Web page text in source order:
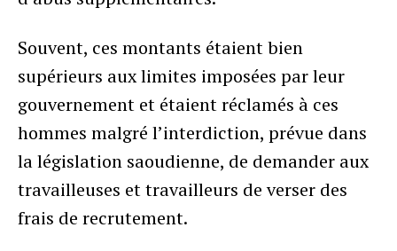
Souvent, ces montants étaient bien
supérieurs aux limites imposées par leur
gouvernement et étaient réclamés à ces
hommes malgré l’interdiction, prévue dans
la législation saoudienne, de demander aux
travailleuses et travailleurs de verser des
frais de recrutement.